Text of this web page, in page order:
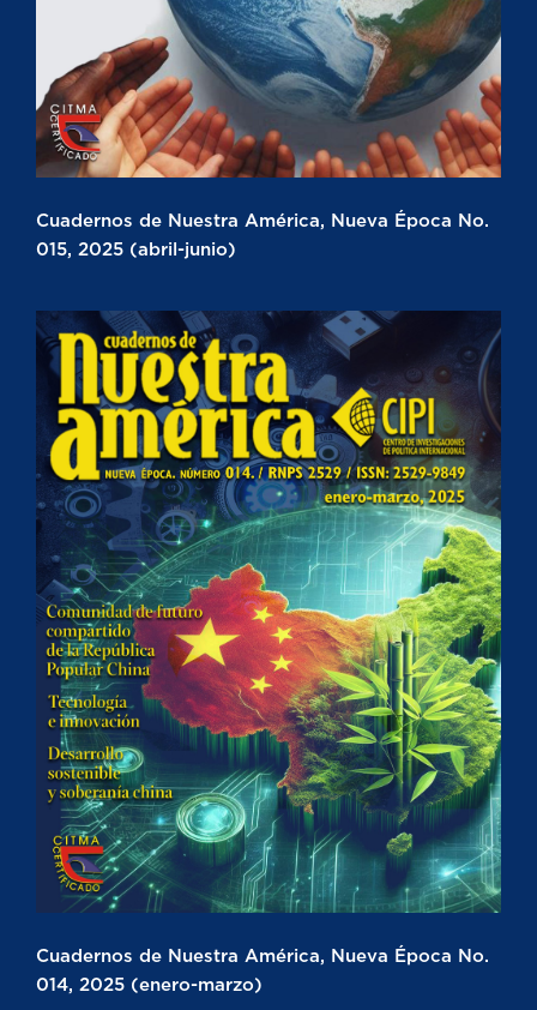
Cuadernos de Nuestra América, Nueva Época No.
015, 2025 (abril-junio)
Cuadernos de Nuestra América, Nueva Época No.
014, 2025 (enero-marzo)